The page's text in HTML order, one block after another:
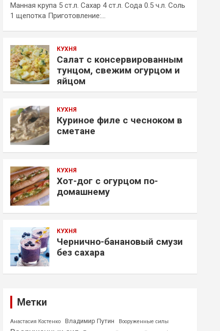
Манная крупа 5 ст.л. Сахар 4 ст.л. Сода 0.5 ч.л. Соль
1 щепотка Приготовление:…
КУХНЯ
Салат с консервированным
тунцом, свежим огурцом и
яйцом
КУХНЯ
Куриное филе с чесноком в
сметане
КУХНЯ
Хот-дог с огурцом по-
домашнему
КУХНЯ
Чернично-банановый смузи
без сахара
Метки
Анастасия Костенко Владимир Путин Вооруженные силы